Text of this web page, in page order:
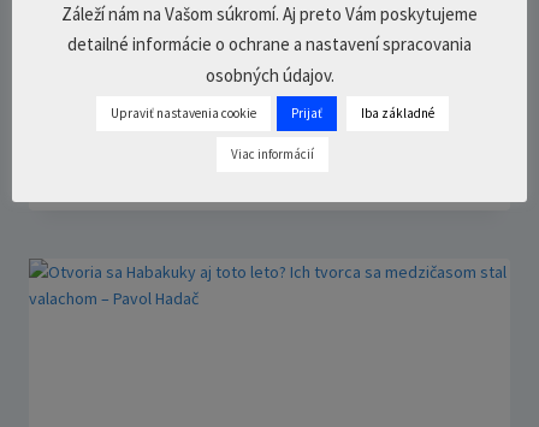
PODCAST – Prehľad s nadhľadom
11min.
Záleží nám na Vašom súkromí. Aj preto Vám poskytujeme
detailné informácie o ochrane a nastavení spracovania
osobných údajov.
Upraviť nastavenia cookie Prijať Iba základné
Viac informácií